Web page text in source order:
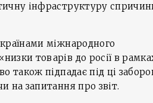
інфраструктуру
міжнародного
товарів до росії в
також підпадає під ці
на запитання про звіт.